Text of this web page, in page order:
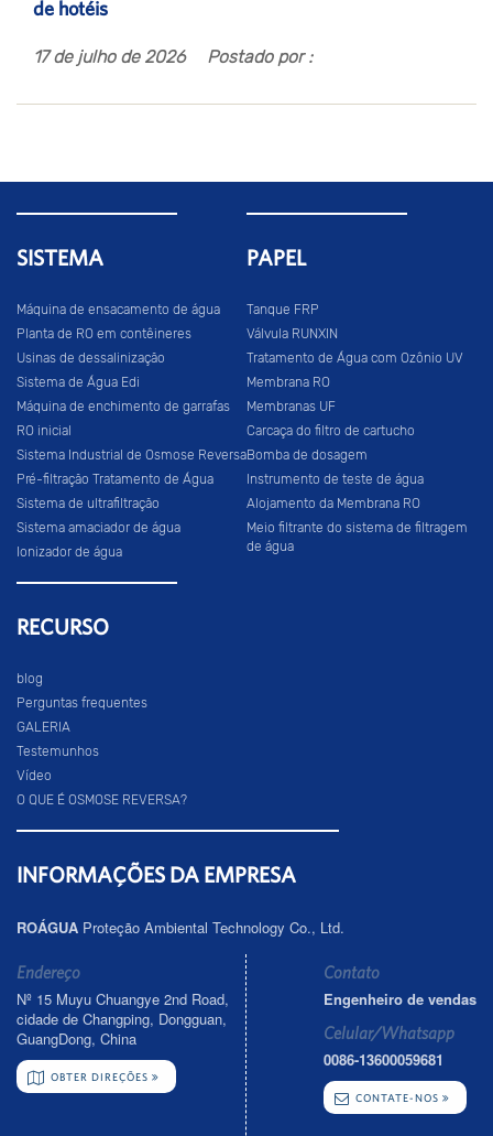
de hotéis
17 de julho de 2026 Postado por :
SISTEMA
Máquina de ensacamento de água
Planta de RO em contêineres
Usinas de dessalinização
Sistema de Água Edi
Máquina de enchimento de garrafas
RO inicial
Sistema Industrial de Osmose Reversa
Pré-filtração Tratamento de Água
Sistema de ultrafiltração
Sistema amaciador de água
Ionizador de água
PAPEL
Tanque FRP
Válvula RUNXIN
Tratamento de Água com Ozônio UV
Membrana RO
Membranas UF
Carcaça do filtro de cartucho
Bomba de dosagem
Instrumento de teste de água
Alojamento da Membrana RO
Meio filtrante do sistema de filtragem
de água
RECURSO
blog
Perguntas frequentes
GALERIA
Testemunhos
Vídeo
O QUE É OSMOSE REVERSA?
INFORMAÇÕES DA EMPRESA
ROÁGUA Proteção Ambiental Technology Co., Ltd.
Endereço
Nº 15 Muyu Chuangye 2nd Road,
cidade de Changping, Dongguan,
GuangDong, China
OBTER DIREÇÕES
Contato
Engenheiro de vendas
Celular/Whatsapp
0086-13600059681
CONTATE-NOS